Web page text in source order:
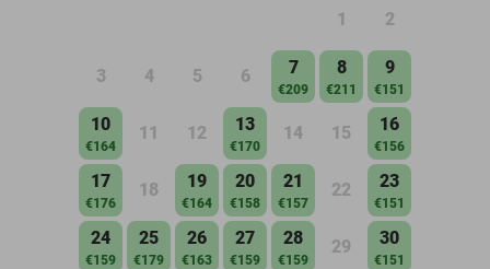
1 2
3 4 5 6 7
€209
8
€211
9
€151
10
€164
11 12 13
€170
14 15 16
€156
17
€176
18 19
€164
20
€158
21
€157
22 23
€151
24
€159
25
€179
26
€163
27
€159
28
€159
29 30
€151